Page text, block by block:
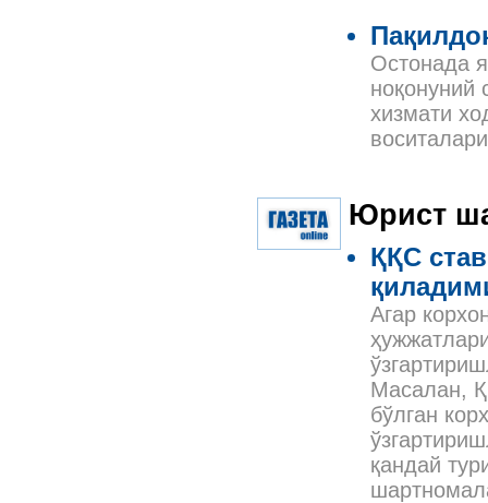
Остонада
ноқонуний
хизмати
Юрист
ҚҚС
Агар
Масалан,
бўлган
қандай